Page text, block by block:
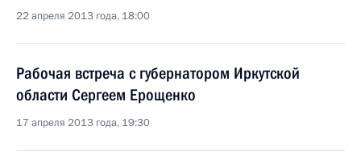
22 апреля 2013 года, 18:00
Рабочая встреча с губернатором Иркутской
области Сергеем Ерощенко
17 апреля 2013 года, 19:30